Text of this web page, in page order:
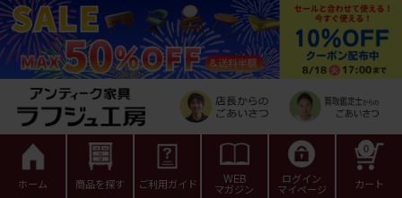
ホーム 商品を探す ご利用ガイド WEB
マガジン
ログイン
マイページ カート
0